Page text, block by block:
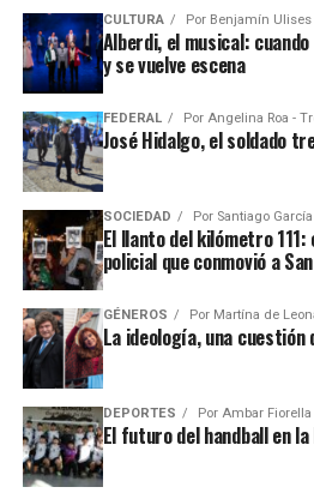
CULTURA Por Benjamín Ulises
Alberdi, el musical:
y se vuelve escena
FEDERAL Por Angelina Roa -
José Hidalgo, el soldado
SOCIEDAD Por Santiago
El llanto del kilómetro
policial que conmovió a
GÉNEROS Por Martína de
La ideología, una cuestión
DEPORTES Por Ambar Fiorella
El futuro del handball en